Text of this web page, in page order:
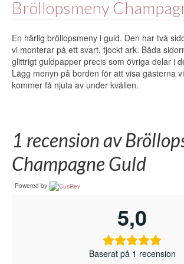
Bröllopsmeny
En härlig bröllopsmeny i guld. Den har två
vi monterar på ett svart, tjockt ark. Båda
glittrigt guldpapper precis som övriga delar i
Lägg menyn på borden för att visa gästerna
kommer få njuta av under kvällen.
1 recension av
Champagne Guld
Powered by
5,0
Baserat på 1 recension